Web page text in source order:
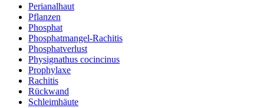
Perianalhaut
Pflanzen
Phosphat
Phosphatmangel-Rachitis
Phosphatverlust
Physignathus cocincinus
Prophylaxe
Rachitis
Rückwand
Schleimhäute